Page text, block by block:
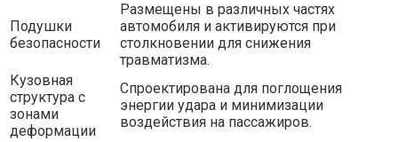
Подушки
безопасности
Размещены в различных частях
автомобиля и активируются при
столкновении для снижения
травматизма.
Кузовная
структура с
зонами
деформации
Спроектирована для поглощения
энергии удара и минимизации
воздействия на пассажиров.